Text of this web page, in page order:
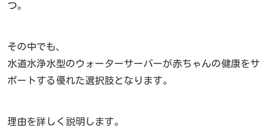
つ。
その中でも、
水道水浄水型のウォーターサーバーが赤ちゃんの健康をサ
ポートする優れた選択肢となります。
理由を詳しく説明します。